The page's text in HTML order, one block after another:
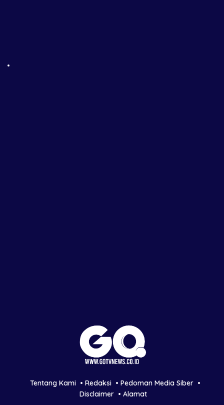
Tentang Kami Redaksi
Pedoman Media Siber
Disclaimer
Alamat